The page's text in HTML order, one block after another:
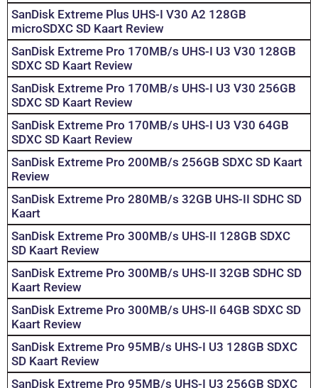
SanDisk Extreme Plus UHS-I V30 A2 128GB
microSDXC SD Kaart Review
SanDisk Extreme Pro 170MB/s UHS-I U3 V30 128GB
SDXC SD Kaart Review
SanDisk Extreme Pro 170MB/s UHS-I U3 V30 256GB
SDXC SD Kaart Review
SanDisk Extreme Pro 170MB/s UHS-I U3 V30 64GB
SDXC SD Kaart Review
SanDisk Extreme Pro 200MB/s 256GB SDXC SD Kaart
Review
SanDisk Extreme Pro 280MB/s 32GB UHS-II SDHC SD
Kaart
SanDisk Extreme Pro 300MB/s UHS-II 128GB SDXC
SD Kaart Review
SanDisk Extreme Pro 300MB/s UHS-II 32GB SDHC SD
Kaart Review
SanDisk Extreme Pro 300MB/s UHS-II 64GB SDXC SD
Kaart Review
SanDisk Extreme Pro 95MB/s UHS-I U3 128GB SDXC
SD Kaart Review
SanDisk Extreme Pro 95MB/s UHS-I U3 256GB SDXC